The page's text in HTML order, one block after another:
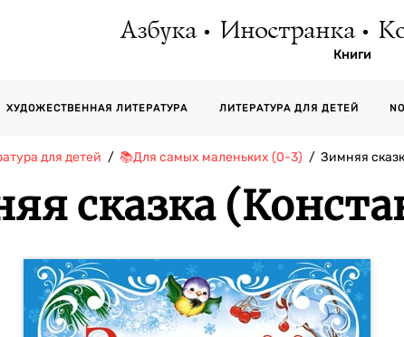
Азбука Иностранка
Книги
ХУДОЖЕСТВЕННАЯ ЛИТЕРАТУРА ЛИТЕРАТУРА ДЛЯ ДЕТЕЙ
для детей 📚Для самых маленьких (0-3) Зимняя
сказка